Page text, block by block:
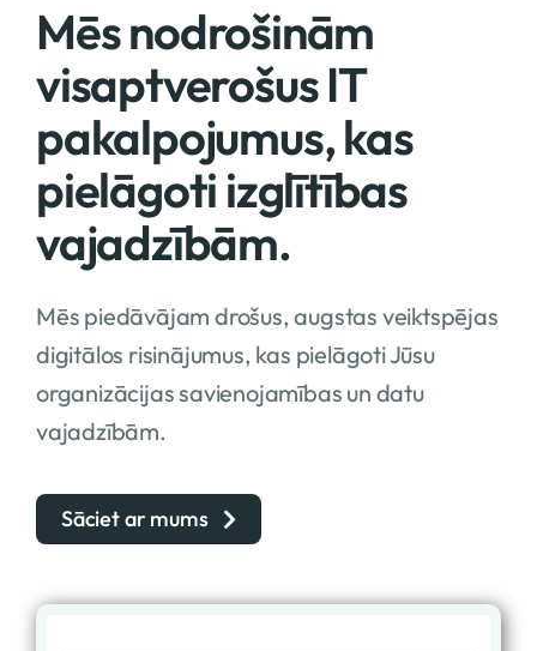
Mēs nodrošinām
visaptverošus IT
pakalpojumus, kas
pielāgoti izglītības
vajadzībām.
Mēs piedāvājam drošus, augstas veiktspējas
digitālos risinājumus, kas pielāgoti Jūsu
organizācijas savienojamības un datu
vajadzībām.
Sāciet ar mums